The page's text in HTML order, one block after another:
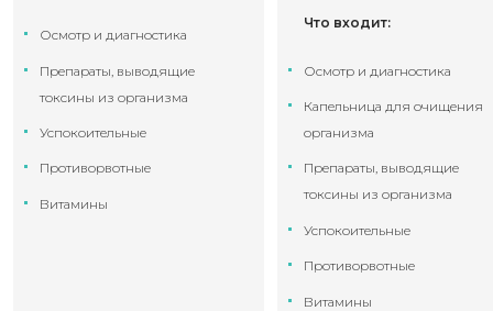
Осмотр и диагностика
Препараты, выводящие
токсины из организма
Успокоительные
Противорвотные
Витамины
Что входит:
Осмотр и диагностика
Капельница для очищения
организма
Препараты, выводящие
токсины из организма
Успокоительные
Противорвотные
Витамины